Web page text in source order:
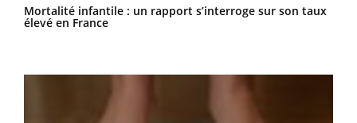
Mortalité infantile : un rapport s’interroge sur son taux
élevé en France